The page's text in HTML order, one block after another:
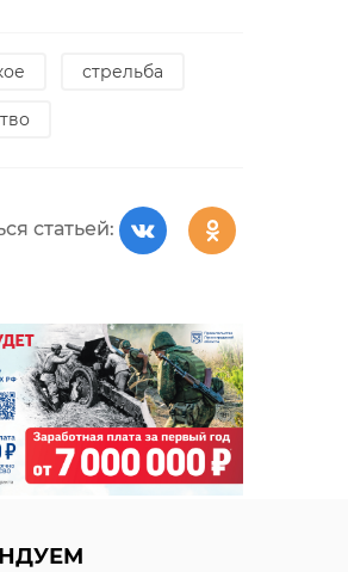
стрельба
статьей: